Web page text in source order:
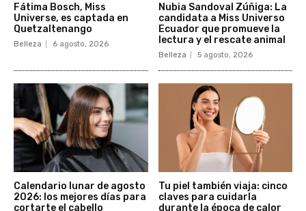
Fátima Bosch, Miss
Universe, es captada en
Quetzaltenango
Belleza 6 agosto, 2026
Nubia Sandoval Zúñiga: La
candidata a Miss Universo
Ecuador que promueve la
lectura y el rescate animal
Belleza 5 agosto, 2026
Calendario lunar de agosto
2026: los mejores días para
cortarte el cabello
Tu piel también viaja: cinco
claves para cuidarla
durante la época de calor